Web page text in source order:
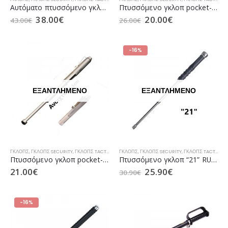
Αυτόματο πτυσσόμενο γκλοπ pocket (τσέπης) black 39,5 cm
43.00€ 38.00€
Πτυσσόμενο γκλοπ pocket-pen(τσέπης) Black 31,5 cm
26.00€ 20.00€
ΕΞΑΝΤΛΗΜΈΝΟ
ΓΚΛΟΠΣ,ΓΚΛΟΠΣ SECURITY,ΓΚΛΟΠΣ TACTICAL ΓΚΛΟΠΣ ΑΣΤΥΝΟΜΊΑΣ,ΓΚΛΟΠΣ ΛΙΜΕΝΙΚΟΎ
Πτυσσόμενο γκλοπ pocket-pen(τσέπης) Nickel 31,5 cm
21.00€
-16%
ΕΞΑΝΤΛΗΜΈΝΟ
ΓΚΛΟΠΣ,ΓΚΛΟΠΣ SECURITY,ΓΚΛΟΠΣ TACTICAL
Πτυσσόμενο γκλοπ “21” RU-Black-Nickel με λαστιχένια ρομβική λαβή
30.90€ 25.90€
-16%